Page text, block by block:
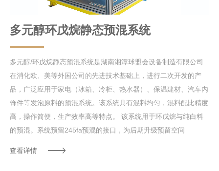
多元醇环戊烷静态预混系统
多元醇/环戊烷静态预混系统是湖南湘潭球盟会设备制造有限公司
在消化欧、美等外国公司的先进技术基础上，进行二次开发的产
品，广泛应用于家电（冰箱、冷柜、热水器）、保温建材、汽车内
饰件等发泡原料的预混系统。该系统具有混料均匀，混料配比精度
高，操作简便，生产效率高等特点。 该系统用于环戊烷与纯白料
的预混。系统预留245fa预混的接口，为后期升级预留空间
查看详情